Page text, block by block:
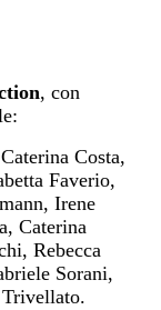
, con
Costa,
Faverio,
Irene
Caterina
Rebecca
Sorani,